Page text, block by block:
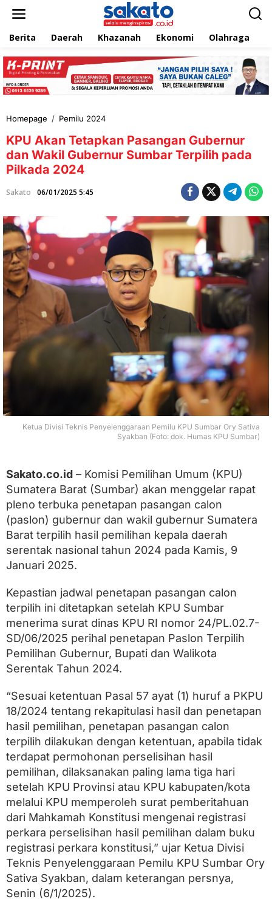
e
k
Berita Daerah Khazanah Ekonomi Olahraga
Homepage / Pemilu 2024
U
A
k
t
a
p
k
a
n
P
a
s
n
g
n
G
u
b
e
r
n
a
n
W
a
i
l
u
r
n
u
r
u
m
b
T
e
p
i
i
h
p
d
a
P
l
k
a
d
KPU Akan Tetapkan Pasangan Gubernur
dan Wakil Gubernur Sumbar Terpilih pada
Pilkada 2024
Sakato 06/01/2025 5:45
Ketua Divisi Teknis Penyelenggaraan Pemilu KPU Sumbar Ory Sativa
Syakban (Foto: dok. Humas KPU Sumbar)
Sakato.co.id – Komisi Pemilihan Umum (KPU)
Sumatera Barat (Sumbar) akan menggelar rapat
pleno terbuka penetapan pasangan calon
(paslon) gubernur dan wakil gubernur Sumatera
Barat terpilih hasil pemilihan kepala daerah
serentak nasional tahun 2024 pada Kamis, 9
Januari 2025.
Kepastian jadwal penetapan pasangan calon
terpilih ini ditetapkan setelah KPU Sumbar
menerima surat dinas KPU RI nomor 24/PL.02.7-
SD/06/2025 perihal penetapan Paslon Terpilih
Pemilihan Gubernur, Bupati dan Walikota
Serentak Tahun 2024.
“Sesuai ketentuan Pasal 57 ayat (1) huruf a PKPU
18/2024 tentang rekapitulasi hasil dan penetapan
hasil pemilihan, penetapan pasangan calon
terpilih dilakukan dengan ketentuan, apabila tidak
terdapat permohonan perselisihan hasil
pemilihan, dilaksanakan paling lama tiga hari
setelah KPU Provinsi atau KPU kabupaten/kota
melalui KPU memperoleh surat pemberitahuan
dari Mahkamah Konstitusi mengenai registrasi
perkara perselisihan hasil pemilihan dalam buku
registrasi perkara konstitusi,” ujar Ketua Divisi
Teknis Penyelenggaraan Pemilu KPU Sumbar Ory
Sativa Syakban, dalam keterangan persnya,
Senin (6/1/2025).